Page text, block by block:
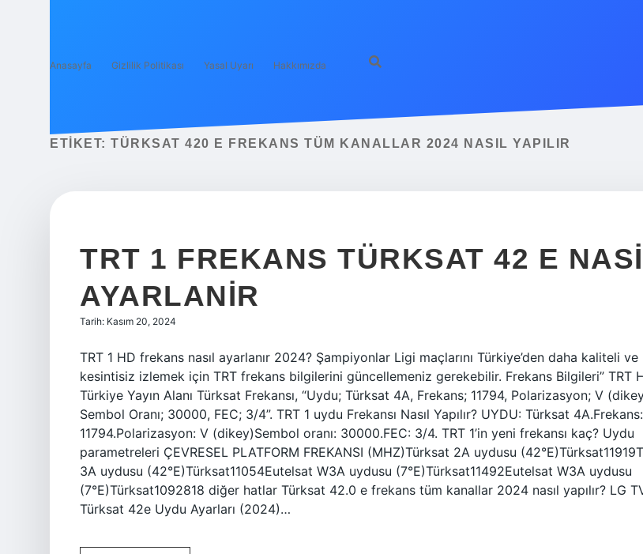
Anasayfa Gizlilik Politikası Yasal Uyarı Hakkımızda
ETIKET: TÜRKSAT 420 E FREKANS TÜM KANALLAR 2024 NASIL YAPILIR
TRT 1 FREKANS TÜRKSAT 42 E
AYARLANIR
Tarih: Kasım 20, 2024
TRT 1 HD frekans nasıl ayarlanır 2024? Şampiyonlar Ligi maçlarını Türkiye’den daha kaliteli ve
kesintisiz izlemek için TRT frekans bilgilerini güncellemeniz gerekebilir. Frekans Bilgileri” TRT
Türkiye Yayın Alanı Türksat Frekansı, “Uydu; Türksat 4A, Frekans; 11794, Polarizasyon; V
Sembol Oranı; 30000, FEC; 3/4”. TRT 1 uydu Frekansı Nasıl Yapılır? UYDU: Türksat 4A.Frekans:
11794.Polarizasyon: V (dikey)Sembol oranı: 30000.FEC: 3/4. TRT 1’in yeni frekansı kaç? Uydu
parametreleri ÇEVRESEL PLATFORM FREKANSI (MHZ)Türksat 2A uydusu
3A uydusu (42°E)Türksat11054Eutelsat W3A uydusu (7°E)Türksat11492Eutelsat W3A uydusu
(7°E)Türksat1092818 diğer hatlar Türksat 42.0 e frekans tüm kanallar 2024 nasıl yapılır? LG
Türksat 42e Uydu Ayarları (2024)…